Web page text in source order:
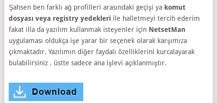
Şahsen ben farklı ağ profilleri arasındaki geçişi ya komut
dosyası veya registry yedekleriile halletmeyi tercih ederim
fakat illa da yazılım kullanmak isteyenler için NetsetMan
uygulaması oldukça işe yarar bir seçenek olarak karşımıza
çıkmaktadır. Yazılımın diğer faydalı özelliklerini kurcalayarak
bulabilirsiniz , üstte sadece ana işlevi açıklanmıştır.